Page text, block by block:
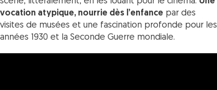
vocation atypique, nourrie dès l’enfance par des
visites de musées et une fascination profonde pour les
années 1930 et la Seconde Guerre mondiale.